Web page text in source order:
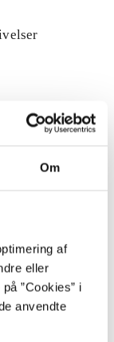
Om
af
eller
”Cookies” i
anvendte